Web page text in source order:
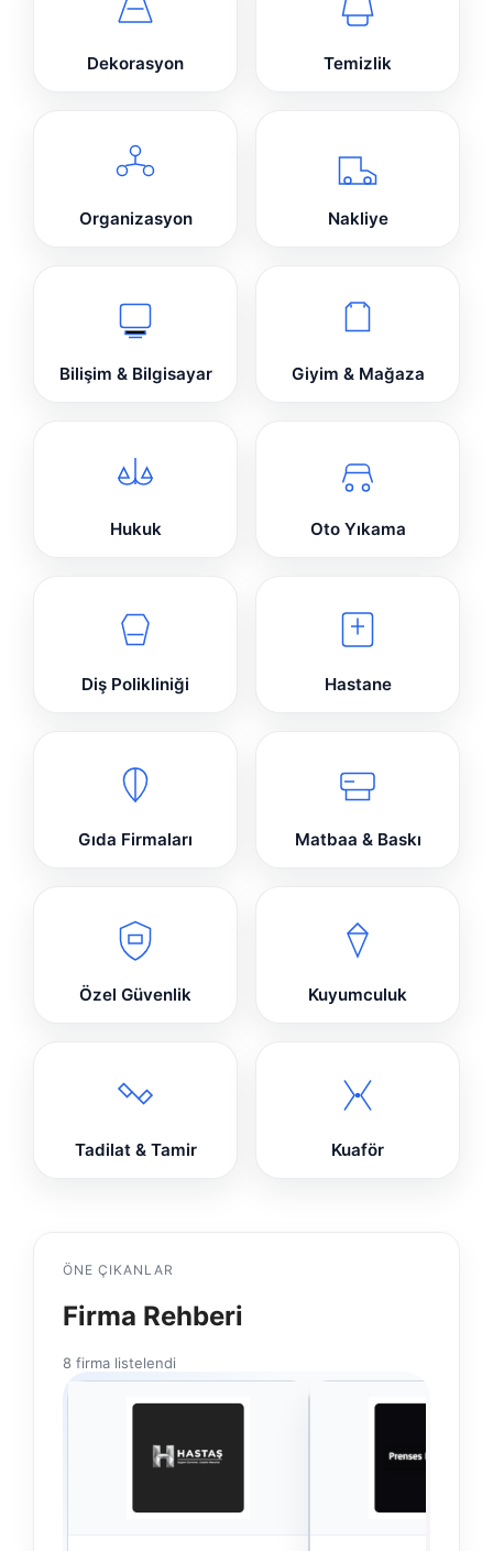
Dekorasyon Temizlik
Organizasyon Nakliye
Bilişim & Bilgisayar Giyim & Mağaza
Hukuk Oto Yıkama
Diş Polikliniği Hastane
Gıda Firmaları Matbaa & Baskı
Özel Güvenlik Kuyumculuk
Tadilat & Tamir Kuaför
ÖNE ÇIKANLAR
Firma Rehberi
8 firma listelendi